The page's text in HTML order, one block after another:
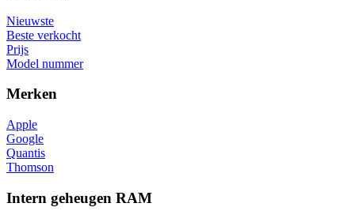
Nieuwste
Beste verkocht
Prijs
Model nummer
Merken
Apple
Google
Quantis
Thomson
Intern geheugen RAM